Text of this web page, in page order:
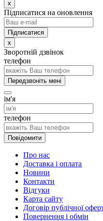
x
Підписатися на оновлення
x
Зворотній дзвінок
телефон
Передзвоніть мені
ім'я
телефон
Повідомити
Про нас
Доставка і оплата
Новини
Контакти
Відгуки
Карта сайту
Договір публічної
Повернення і обмін